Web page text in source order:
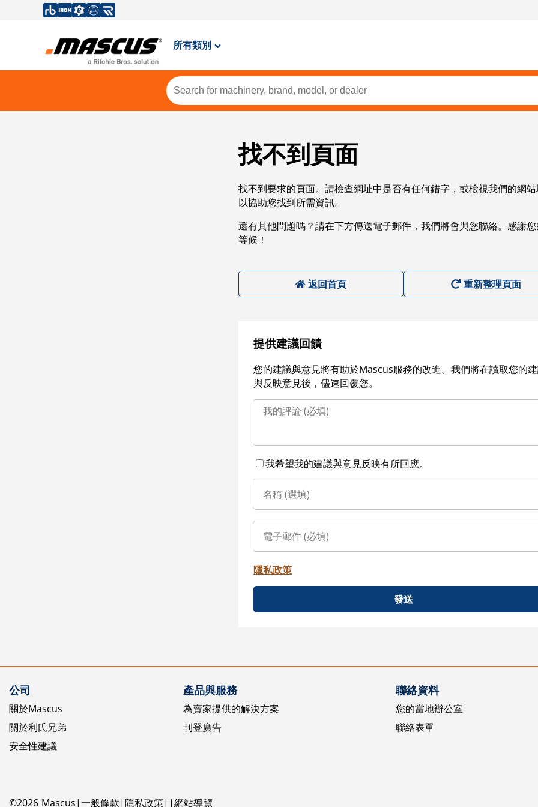
所有類別
找不到頁面
找不到要求的頁面。請檢查網址中是否有任何錯字，或檢視我們的網
以協助您找到所需資訊。
還有其他問題嗎？請在下方傳送電子郵件，我們將會與您聯絡。感謝
等候！
返回首頁 重新整理頁面
提供建議回饋
您的建議與意見將有助於Mascus服務的改進。我們將在讀取您的
與反映意見後，儘速回覆您。
我希望我的建議與意見反映有所回應。
隱私政策
發送
公司
關於Mascus
關於利氏兄弟
安全性建議
產品與服務
為賣家提供的解決方案
刊登廣告
聯絡資料
您的當地辦公室
聯絡表單
©2026 Mascus 一般條款 隱私政策 網站導覽